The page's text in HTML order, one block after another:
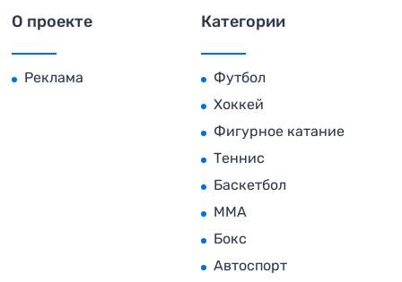
О проекте
Реклама
Категории
Футбол
Хоккей
Фигурное катание
Теннис
Баскетбол
MMA
Бокс
Автоспорт